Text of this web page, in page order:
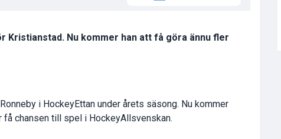
Kristianstad. Nu kommer han att få göra ännu fler
i HockeyEttan under årets säsong. Nu kommer
få chansen till spel i HockeyAllsvenskan.